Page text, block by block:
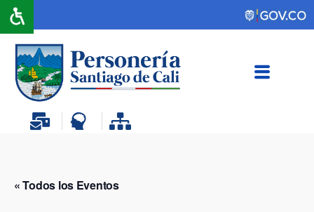
« Todos los Eventos